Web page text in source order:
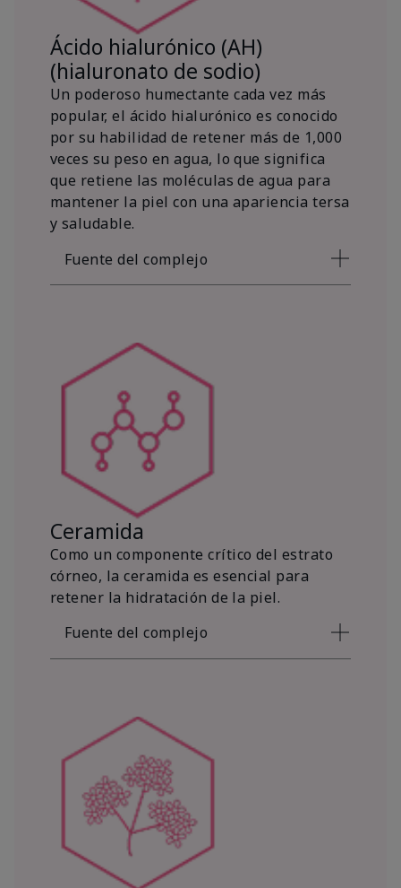
Ácido hialurónico (AH)
(hialuronato de sodio)
Un poderoso humectante cada vez más
popular, el ácido hialurónico es conocido
por su habilidad de retener más de 1,000
veces su peso en agua, lo que significa
que retiene las moléculas de agua para
mantener la piel con una apariencia tersa
y saludable.
Fuente del complejo
Ceramida
Como un componente crítico del estrato
córneo, la ceramida es esencial para
retener la hidratación de la piel.
Fuente del complejo